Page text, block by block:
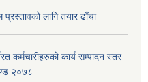
लागि तयार ढाँचा
कर्मचारीहरुको कार्य सम्पादन स्तर
२०७८